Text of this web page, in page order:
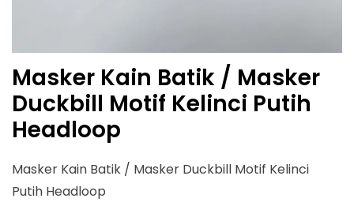
Masker Kain Batik / Masker
Duckbill Motif Kelinci Putih
Headloop
Masker Kain Batik / Masker Duckbill Motif Kelinci
Putih Headloop